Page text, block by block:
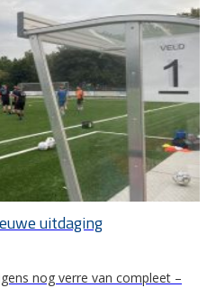
uitdaging
nog verre van compleet –